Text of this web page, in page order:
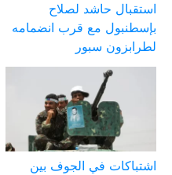
استقبال حاشد لصلاح
بإسطنبول مع قرب انضمامه
لطرابزون سبور
اشتباكات في الجوف بين